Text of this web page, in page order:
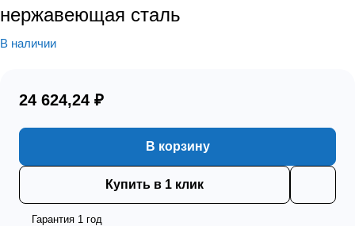
нержавеющая сталь
В наличии
24 624,24 ₽
В корзину
Купить в 1 клик
Гарантия 1 год